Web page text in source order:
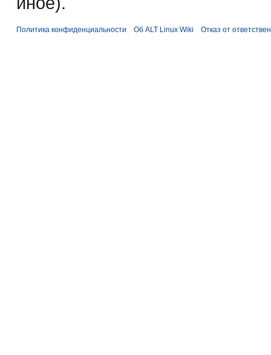
Политика конфиденциальности Об ALT Linux Wiki Отказ от